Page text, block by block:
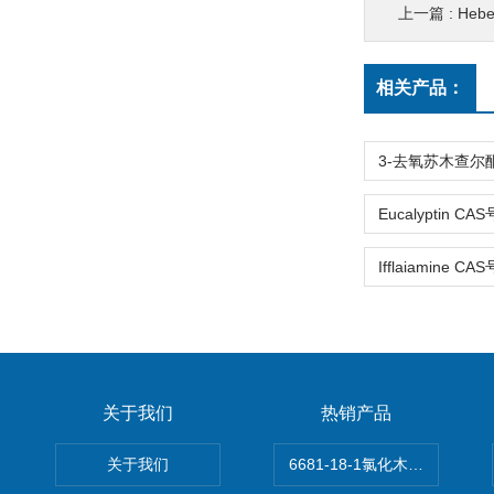
上一篇 :
相关产品：
关于我们
关于我们
热销产品
6681-18-1氯化木兰花碱